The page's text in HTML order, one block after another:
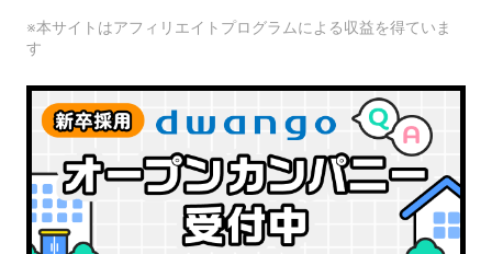
※本サイトはアフィリエイトプログラムによる収益を得ていま
す